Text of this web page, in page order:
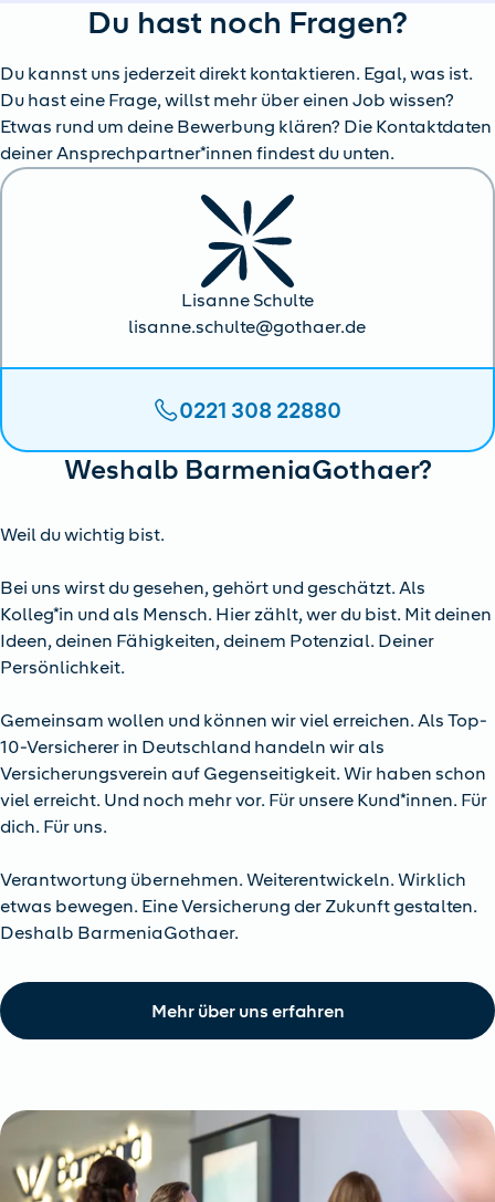
Du hast noch Fragen?
Du kannst uns jederzeit direkt kontaktieren. Egal, was ist.
Du hast eine Frage, willst mehr über einen Job wissen?
Etwas rund um deine Bewerbung klären? Die Kontaktdaten
deiner Ansprechpartner*innen findest du unten.
Lisanne Schulte
lisanne.schulte@gothaer.de
0221 308 22880
Weshalb BarmeniaGothaer?
Weil du wichtig bist.
Bei uns wirst du gesehen, gehört und geschätzt. Als
Kolleg*in und als Mensch. Hier zählt, wer du bist. Mit deinen
Ideen, deinen Fähigkeiten, deinem Potenzial. Deiner
Persönlichkeit.
Gemeinsam wollen und können wir viel erreichen. Als Top-
10-Versicherer in Deutschland handeln wir als
Versicherungsverein auf Gegenseitigkeit. Wir haben schon
viel erreicht. Und noch mehr vor. Für unsere Kund*innen. Für
dich. Für uns.
Verantwortung übernehmen. Weiterentwickeln. Wirklich
etwas bewegen. Eine Versicherung der Zukunft gestalten.
Deshalb BarmeniaGothaer.
Mehr über uns erfahren